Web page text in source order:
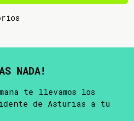
NADA!
te llevamos los
de Asturias a tu